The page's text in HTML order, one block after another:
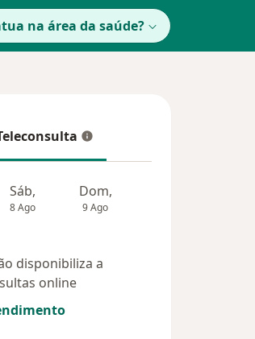
na área da saúde?
Sáb,
8 Ago
Dom,
9 Ago
disponibiliza a
online